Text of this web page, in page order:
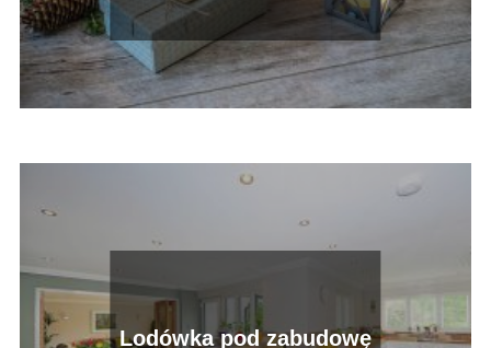
Lodówka pod zabudowę